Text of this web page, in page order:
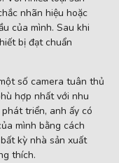
nhãn hiệu hoặc
của mình. Sau khi
bị đạt chuẩn
số camera tuân thủ
hợp nhất với nhu
triển, anh ấy có
mình bằng cách
kỳ nhà sản xuất
thích.